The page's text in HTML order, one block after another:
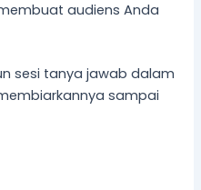
audiens Anda
sesi tanya jawab dalam
sampai